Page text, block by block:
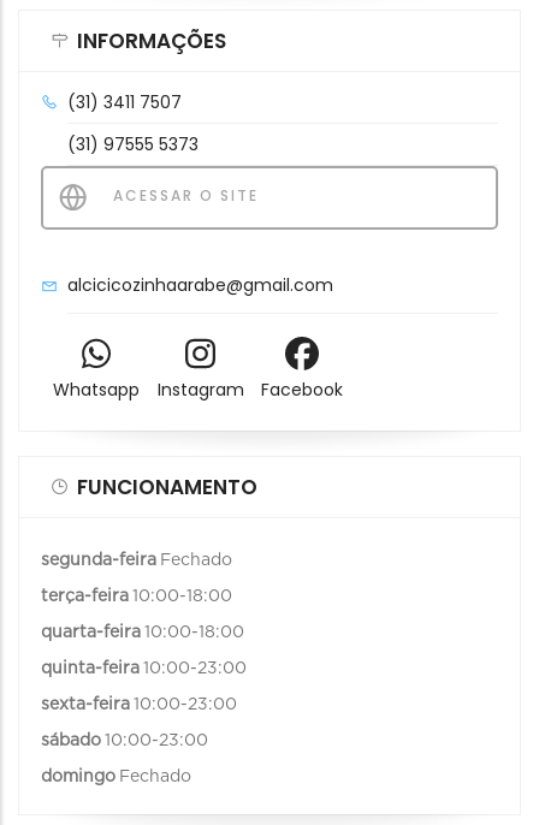
INFORMAÇÕES
(31) 3411 7507
(31) 97555 5373
ACESSAR O SITE
alcicicozinhaarabe@gmail.com
Whatsapp Instagram Facebook
FUNCIONAMENTO
segunda-feira Fechado
terça-feira 10:00-18:00
quarta-feira 10:00-18:00
quinta-feira 10:00-23:00
sexta-feira 10:00-23:00
sábado 10:00-23:00
domingo Fechado